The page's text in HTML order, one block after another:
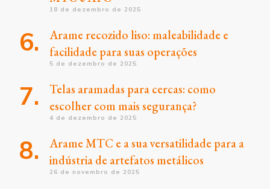
18 de dezembro de 2025
Arame recozido liso: maleabilidade e
facilidade para suas operações
5 de dezembro de 2025
Telas aramadas para cercas: como
escolher com mais segurança?
4 de dezembro de 2025
Arame MTC e a sua versatilidade para a
indústria de artefatos metálicos
26 de novembro de 2025